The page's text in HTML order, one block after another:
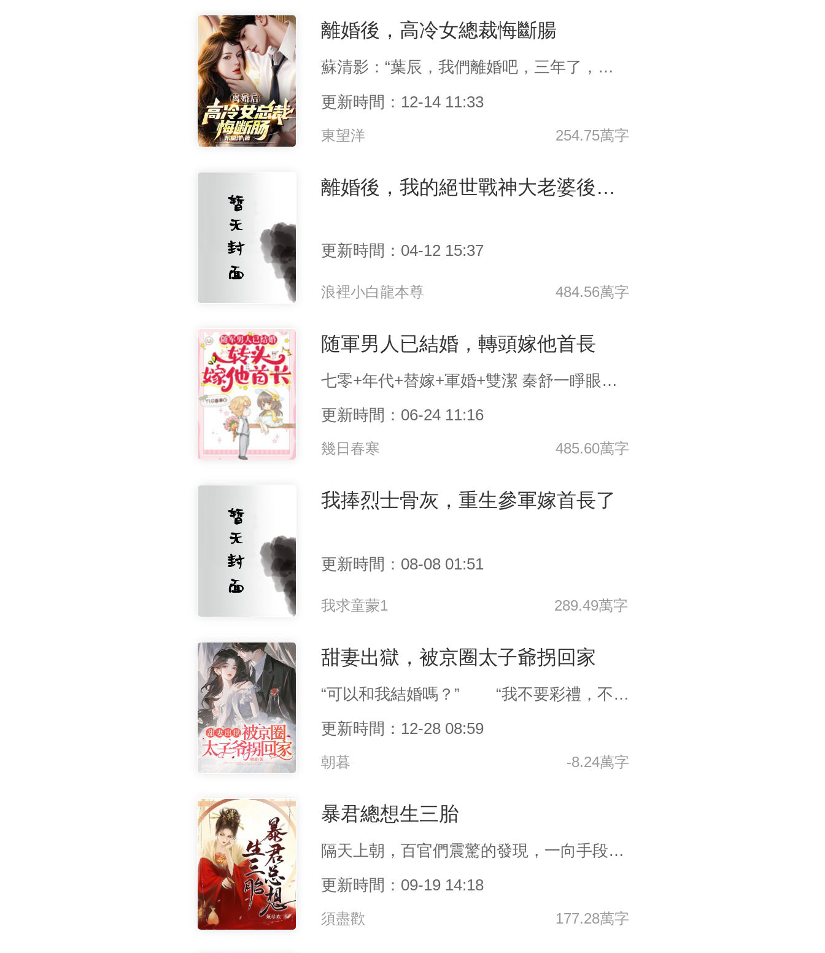
離婚後，高冷女總裁悔斷腸
蘇清影：“葉辰，我們離婚吧，三年了，我想要的你都給不了。” “其實，這三年，你的一切都是我給的。”葉辰雖然這麼想，不過他沒說。
更新時間：12-14 11:33
東望洋 254.75萬字
離婚後，我的絕世戰神大老婆後悔了
更新時間：04-12 15:37
浪裡小白龍本尊 484.56萬字
随軍男人已結婚，轉頭嫁他首長
七零+年代+替嫁+軍婚+雙潔 秦舒一睜眼正在火車上，被不法法分子挾持著，一把槍抵在腦門上，危在旦夕。 通過記憶得知，原主是隨軍替嫁。 她先暴打不法分子，預定公安局工作，再去部隊找替嫁男人。 到了部隊發現男人不僅已婚二胎都快出生了。 此事驚動上級，一番討論後決定給秦舒另外找個好同志。 秦舒擡手指向身高一米九，大長腿，最帥最年輕首長，“我要他！” 眾人：“！！！！” 一米九大長腿牧野：“好” 兩人以火箭速度領了證，領證後秦舒擔心這婚結得太快，沒有感情，擔心會離婚，決定先搞事業。 婚後頻頻獨守空房的大長腿牧野氣得一把將某人堵在牆角…… …… 秦暮瑤前世被父母逼去隨軍，隨軍才發現自己定有婚約的男人早已
更新時間：06-24 11:16
幾日春寒 485.60萬字
我捧烈士骨灰，重生參軍嫁首長了
更新時間：08-08 01:51
我求童蒙1 289.49萬字
甜妻出獄，被京圈太子爺拐回家
“可以和我結婚嗎？” “我不要彩禮，不要房子，不要車子，隻要一本結婚證！” 出獄後的雲慕為了阻止爸媽将她嫁給殘疾毀容的權家三少，不惜當街找人結婚。 不抱希望的她，卻找到了一個帥氣逼人的老公。 老公說，他隻是一個普通人。 老公還說，愛他沒有結果。 雲慕恪守他的要求，不動心也就不會心痛。 可是漸漸的某個男人卻不安分起來。 一場舞會。 雲慕看了一眼多年的青梅竹馬，驚覺再無從前心動的感覺。 可是某人卻醋了一晚上。 作為壓軸出場的大佬，他穿越人群，挽住雲慕的腰。 “愛我，一定會有結果！”
更新時間：12-28 08:59
朝暮 -8.24萬字
暴君總想生三胎
隔天上朝，百官們震驚的發現，一向手段殘忍的攝政王臉上多了兩個印子。 大臣A：那一定是被貓撓的，呵呵。 大臣B：喲，怎麼看着這麼像是被媳婦...... 大臣C、D、E慌忙撲上去一把捂住他的嘴，拳打腳踢怒罵。 “都說是被貓撓的喽，你還要叽叽歪歪，一會回去，九族都被滅完了！”
更新時間：09-19 14:18
須盡歡 177.28萬字